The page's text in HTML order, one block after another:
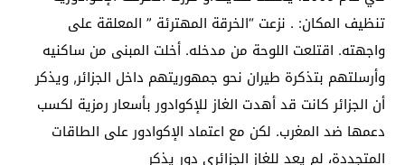
تنظيف المكان: . نزعت “الخرقة المهترئة ” المعلقة على
واجهته. اقتلعت اللوحة من مدخله. أخلت المبنى من ساكنيه
وأرسلتهم بتذكرة طيران نحو جمهوريتهم داخل الجزائر, ويذكر
أن الجزائر كانت قد أهدت الغاز للإكوادور بأسعار رمزية لكسب
دعمها ضد المغرب. لكن مع اعتماد الإكوادور على الطاقات
المتجددة، لم يعد للغاز الجزائري دور يذكر